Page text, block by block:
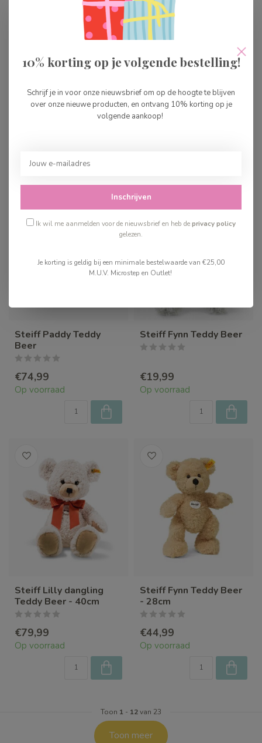
Steiff Elmar Teddy Beer
Steiff Mijn Eerste
cm
€34,99
Steiff Paddy Teddy
Beer
€74,99
Op voorraad
Steiff Fynn Teddy Beer
€19,99
Op voorraad
Steiff Lilly dangling
Teddy Beer - 40cm
€79,99
Op voorraad
Steiff Fynn Teddy Beer
- 28cm
€44,99
Op voorraad
Toon 1 - 12van 23
Toon meer
10% korting op je volgende bestelling!
Schrijf je in voor onze nieuwsbrief om op de hoogte te blijven
over onze nieuwe producten, en ontvang 10% korting op je
volgende aankoop!
Inschrijven
Ik wil me aanmelden voor de nieuwsbrief en heb deprivacy policy
gelezen.
Je korting is geldig bij een minimale bestelwaarde van €25,00
M.U.V. Microstep en Outlet!